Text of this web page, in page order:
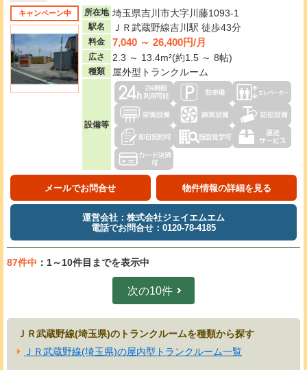
キャンペーン中 所在地 埼玉県吉川市大字川藤1093-1
駅名 ＪＲ武蔵野線吉川駅 徒歩43分
料金 7,040 ～ 26,400円/月
広さ 2.3 ～ 13.4m²(約1.5 ～ 8帖)
種類 屋外型トランクルーム
設備等
メールでお問合せ 物件情報の詳細を見る
運営会社：株式会社ジェイエムエム
電話でお問合せ：0120-78-4185
87件中 ：1～10件目までを表示中
次の10件
ＪＲ武蔵野線(埼玉県)のトランクルームを種類から探す
ＪＲ武蔵野線(埼玉県)の屋内型トランクルーム一覧